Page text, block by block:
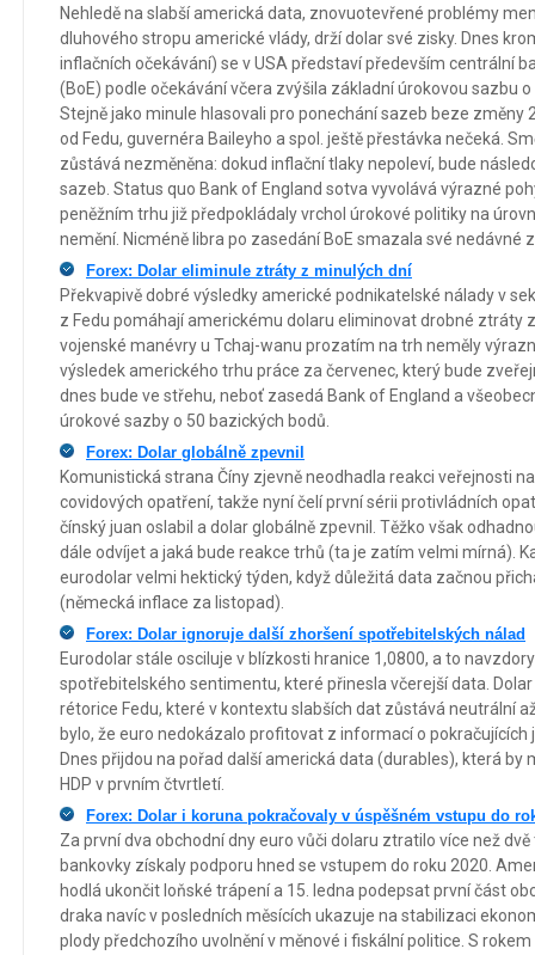
Nehledě na slabší americká data, znovuotevřené problémy
dluhového stropu americké vlády, drží dolar své zisky. Dnes
inflačních očekávání) se v USA představí především centrální
(BoE) podle očekávání včera zvýšila základní úrokovou sazbu
Stejně jako minule hlasovali pro ponechání sazeb beze změny
od Fedu, guvernéra Baileyho a spol. ještě přestávka nečeká.
zůstává nezměněna: dokud inflační tlaky nepoleví, bude
sazeb. Status quo Bank of England sotva vyvolává výrazné
peněžním trhu již předpokládaly vrchol úrokové politiky na
nemění. Nicméně libra po zasedání BoE smazala své nedávné
Forex: Dolar eliminule ztráty z minulých dní
Překvapivě dobré výsledky americké podnikatelské nálady v
z Fedu pomáhají americkému dolaru eliminovat drobné ztráty
vojenské manévry u Tchaj-wanu prozatím na trh neměly
výsledek amerického trhu práce za červenec, který bude
dnes bude ve střehu, neboť zasedá Bank of England a
úrokové sazby o 50 bazických bodů.
Forex: Dolar globálně zpevnil
Komunistická strana Číny zjevně neodhadla reakci veřejnosti
covidových opatření, takže nyní čelí první sérii protivládních
čínský juan oslabil a dolar globálně zpevnil. Těžko však
dále odvíjet a jaká bude reakce trhů (ta je zatím velmi mírná).
eurodolar velmi hektický týden, když důležitá data začnou
(německá inflace za listopad).
Forex: Dolar ignoruje další zhoršení spotřebitelských nálad
Eurodolar stále osciluje v blízkosti hranice 1,0800, a to
spotřebitelského sentimentu, které přinesla včerejší data.
rétorice Fedu, které v kontextu slabších dat zůstává neutrální
bylo, že euro nedokázalo profitovat z informací o pokračujících
Dnes přijdou na pořad další americká data (durables), která by
HDP v prvním čtvrtletí.
Forex: Dolar i koruna pokračovaly v úspěšném vstupu do
Za první dva obchodní dny euro vůči dolaru ztratilo více než
bankovky získaly podporu hned se vstupem do roku 2020.
hodlá ukončit loňské trápení a 15. ledna podepsat první část
draka navíc v posledních měsících ukazuje na stabilizaci
plody předchozího uvolnění v měnové i fiskální politice. S